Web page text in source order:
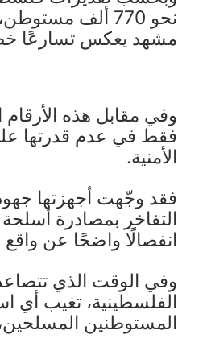
مشهد يعكس تسارعًا
وفي مقابل هذه
فقط في عدم قدرتها
الأمنية.
فقد وجّهت أجهزتها
التفاخر بمصادرة
انفصالًا واضحًا عن واقع
وفي الوقت الذي
الفلسطينية، تغيب أي
المستوطنين